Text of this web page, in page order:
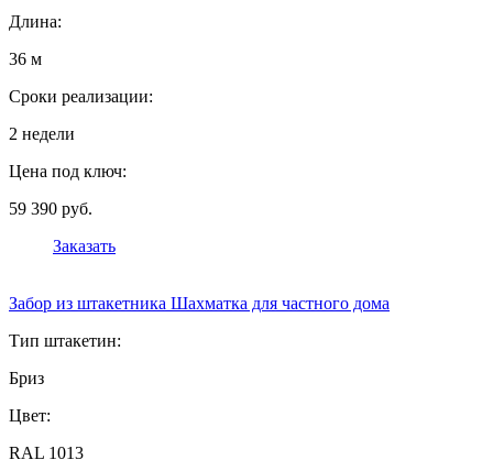
Длина:
36 м
Сроки реализации:
2 недели
Цена под ключ:
59 390 руб.
Заказать
Забор из штакетника Шахматка для частного дома
Тип штакетин:
Бриз
Цвет:
RAL 1013